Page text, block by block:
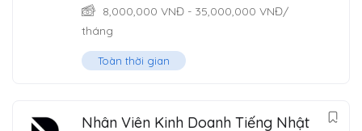
8,000,000 VNĐ - 35,000,000 VNĐ/
tháng
Toàn thời gian
Nhân Viên Kinh Doanh Tiếng Nhật